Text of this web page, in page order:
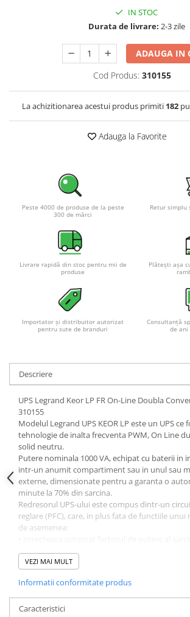
Convertoare de tensiune
Sisteme de stocare energie
Pachete complete stocare energie
Sisteme de Stocare Comerciale
Sisteme fotovoltaice complete
Sisteme fotovoltaice de putere
Pachete sisteme fotovoltaice
Statii de incarcare vehicule
Statii de incarcare
Cabluri de incarcare vehicule
electrice
Turbine eoliene pentru casă
Tractiune / LiFePo4
Baterii si acumulatori gel si VRLA
6-12 V
Baterii si acumulatori AGM VRLA
de 6-12 V
Acumulatori Moto, ATV
GEL
AGM
Li-Ion
SLA AGM (Sealed Lead Acid)
Deep Cycle - Tractiune/Semi-
Tractiune
Marine & Caravan
APC
Pachete acumulatori VRLA
Sisteme de management (BMS)
IN STOC
Durata de livrare: 2-3 zile
ADAUGA IN
Cod Produs: 310155
La achizitionarea acestui produs primiti 182
Adauga la Favorite
Peste 4000 de produse de la peste
300 de mărci
Retur simplu
Livrare rapidă din stoc pentru mii de
produse
Plătești așa
Importator și distribuitor autorizat
pentru sute de branduri
Consultanță
de ani
Descriere
UPS Legrand Keor LP FR On-Line Doubla
310155
Modelul Legrand UPS KEOR LP este un UPS ce
tehnologie de inalta frecventa PWM, On Line
solid neutru.
Putere nominala 1000 VA, echipat cu baterii in
intr-un anumit compartiment sau in unul sau
externe, dimensionate pentru a garanta o
minute la 70% din sarcina.
Redresorul UPS-ului este compus dintr-un
reglare (PFC), care, in plus fata de functiile
de asemenea:
• alimenteaza invertorul fara a necesita energie
• garanteaza o distorsiune armonica totala a
THDIin <10%, fara adaos de filtre sau piese
Circuitul de by-pass este proiectat si construit
VEZI MAI MULT
Informatii conformitate produs
Caracteristici